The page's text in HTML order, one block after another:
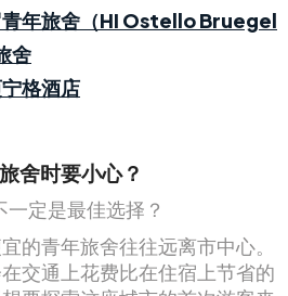
青年旅舍（HI Ostello Bruegel
舍
格酒店
舍时要小心？
定是最佳选择？
的青年旅舍往往远离市中心。
交通上花费比在住宿上节省的